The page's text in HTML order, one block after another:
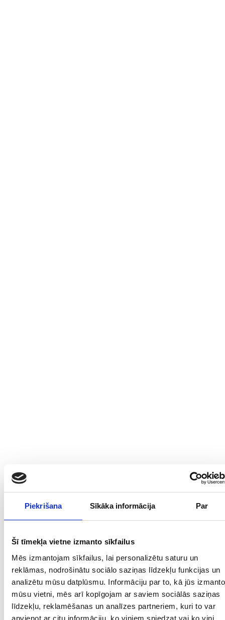
Piekrišana Sīkāka informācija Par
Šī tīmekļa vietne izmanto sīkfailus
Mēs izmantojam sīkfailus, lai personalizētu saturu un
reklāmas, nodrošinātu sociālo saziņas līdzekļu funkcijas un
analizētu mūsu datplūsmu. Informāciju par to, kā jūs
mūsu vietni, mēs arī kopīgojam ar saviem sociālās saziņas
līdzekļu, reklamēšanas un analīzes partneriem, kuri to var
apvienot ar citu informāciju, ko viņiem sniedzat vai ko viņi